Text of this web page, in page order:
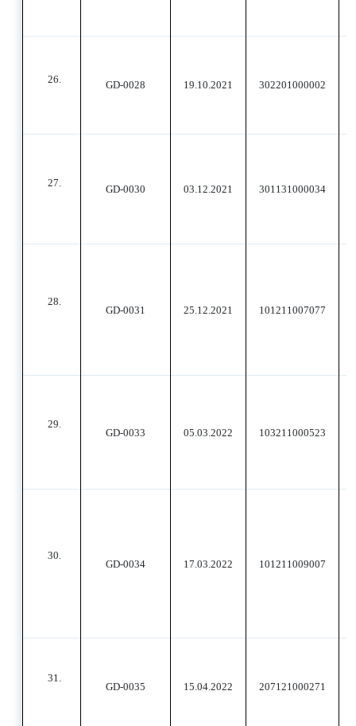
26. GD-0028 19.10.2021 302201000002
27.
GD-0030 03.12.2021 301131000034
28.
GD-0031 25.12.2021 101211007077
29.
GD-0033 05.03.2022 103211000523
30.
GD-0034 17.03.2022 101211009007
31.
GD-0035 15.04.2022 207121000271